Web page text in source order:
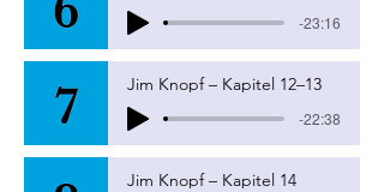
-23:16
Jim Knopf – Kapitel 12–13
-22:38
Jim Knopf – Kapitel 14